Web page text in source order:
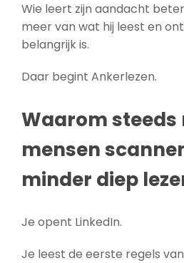
Wie leert zijn aandacht
meer van wat hij leest en
belangrijk is.
Daar begint Ankerlezen.
Waarom steeds
mensen
minder diep
Je opent LinkedIn.
Je leest de eerste regels